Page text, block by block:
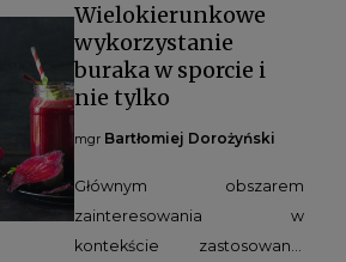
Wielokierunkowe
wykorzystanie
buraka w sporcie i
nie tylko
mgr Bartłomiej Dorożyński
Głównym obszarem
zainteresowania w
kontekście zastosowania